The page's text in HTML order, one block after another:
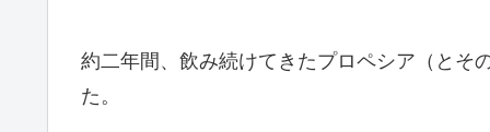
約二年間、飲み続けてきたプロペシア（とそ
た。